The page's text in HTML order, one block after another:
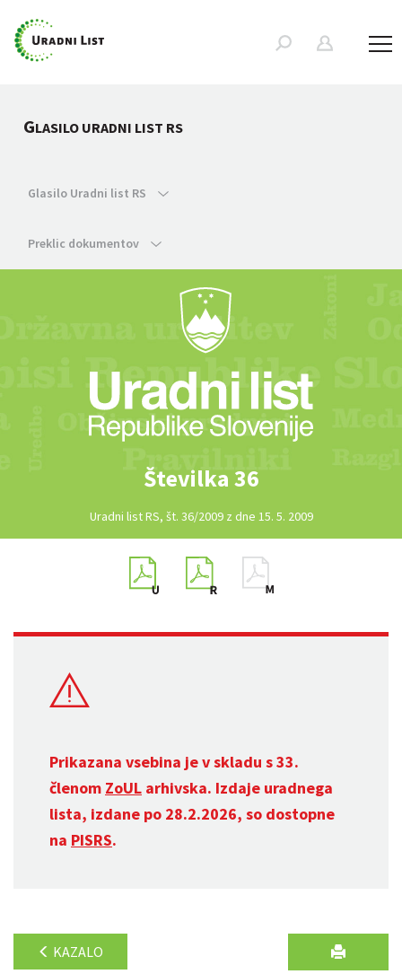
GLASILO URADNI LIST RS
Glasilo Uradni list RS
Preklic dokumentov
Številka 36
Uradni list RS, št. 36/2009 z dne 15. 5. 2009
Prikazana vsebina je v skladu s 33.
členom ZoUL arhivska. Izdaje uradnega
lista, izdane po 28.2.2026, so dostopne
na PISRS.
KAZALO